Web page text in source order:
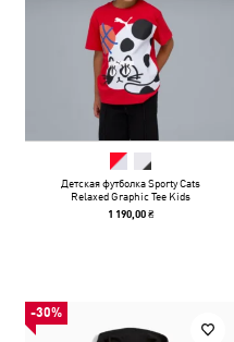
Детская футболка Sporty Cats
Relaxed Graphic Tee Kids
1 190,00 ₴
-30%